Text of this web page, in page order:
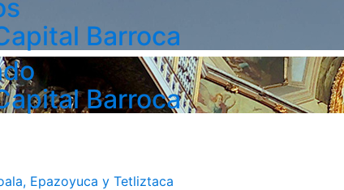
Barroca
Barroca
Epazoyuca y Tetliztaca